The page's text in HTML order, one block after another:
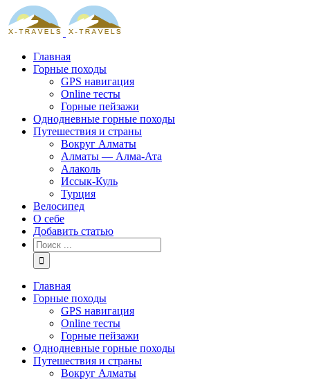
Skip
to
content
Главная
Горные походы
GPS навигация
Online тесты
Горные пейзажи
Однодневные горные походы
Путешествия и страны
Вокруг Алматы
Алматы — Алма-Ата
Алаколь
Иссык-Куль
Турция
Велосипед
О себе
Добавить статью
Результат
поиска:
Главная
Горные походы
GPS навигация
Online тесты
Горные пейзажи
Однодневные горные походы
Путешествия и страны
Вокруг Алматы